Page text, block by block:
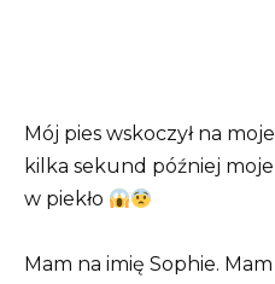
Mój pies wskoczył na
kilka sekund później moje
w piekło
Mam na imię Sophie.